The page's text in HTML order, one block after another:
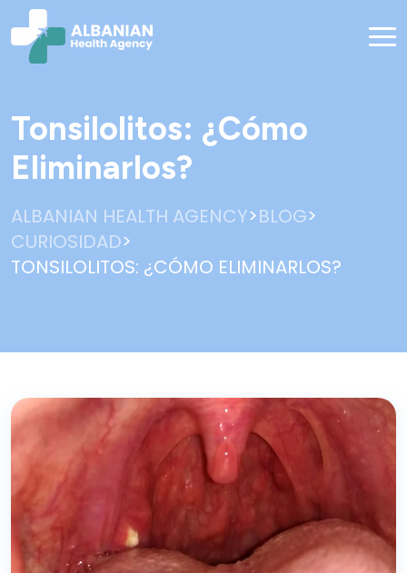
Tonsilolitos: ¿Cómo
Eliminarlos?
ALBANIAN HEALTH AGENCY>BLOG>
CURIOSIDAD>
TONSILOLITOS: ¿CÓMO ELIMINARLOS?